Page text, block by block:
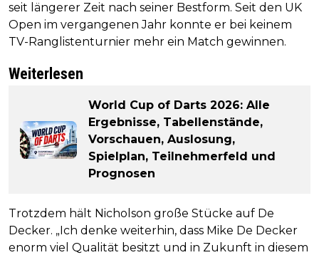
seit längerer Zeit nach seiner Bestform. Seit den UK
Open im vergangenen Jahr konnte er bei keinem
TV-Ranglistenturnier mehr ein Match gewinnen.
Weiterlesen
World Cup of Darts 2026: Alle
Ergebnisse, Tabellenstände,
Vorschauen, Auslosung,
Spielplan, Teilnehmerfeld und
Prognosen
Trotzdem hält Nicholson große Stücke auf De
Decker. „Ich denke weiterhin, dass Mike De Decker
enorm viel Qualität besitzt und in Zukunft in diesem